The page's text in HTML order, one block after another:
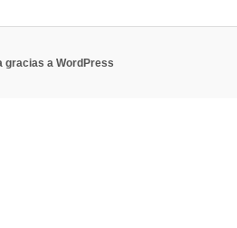
gracias a WordPress